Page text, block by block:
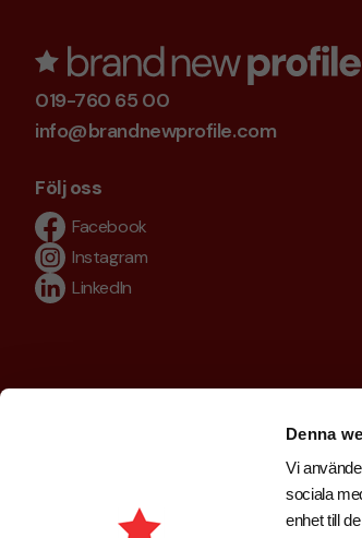
Denna
Vi
sociala
enhet till
019-760 65 00
info@brandnewprofile.com
Följ oss
Facebook
Instagram
LinkedIn